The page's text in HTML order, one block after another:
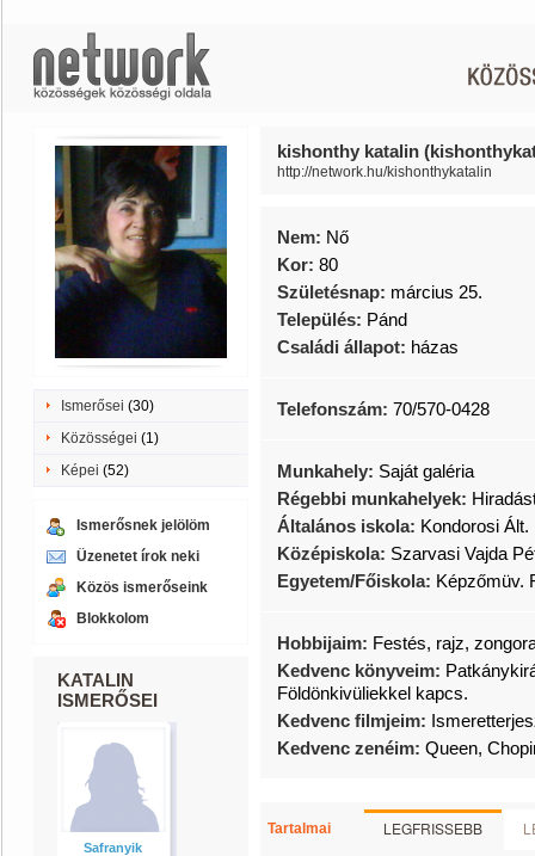
Ismerősei (30)
Közösségei (1)
Képei (52)
Ismerősnek jelölöm
Üzenetet írok neki
Közös ismerőseink
Blokkolom
KATALIN
ISMERŐSEI
Safranyik
kishonthy katalin
http://network.hu/kishonthykatalin
Nem: Nő
Kor: 80
Születésnap: március 25.
Település: Pánd
Családi állapot: házas
Telefonszám: 70/570-0428
Munkahely: Saját galéria
Régebbi munkahelyek:
Általános iskola: Kondorosi Ált.
Középiskola: Szarvasi Vajda
Egyetem/Főiskola: Képzőmüv.
Hobbijaim: Festés, rajz,
Kedvenc könyveim:
Földönkivüliekkel kapcs.
Kedvenc filmjeim:
Kedvenc zenéim: Queen,
Tartalmai LEGFRISSEBB